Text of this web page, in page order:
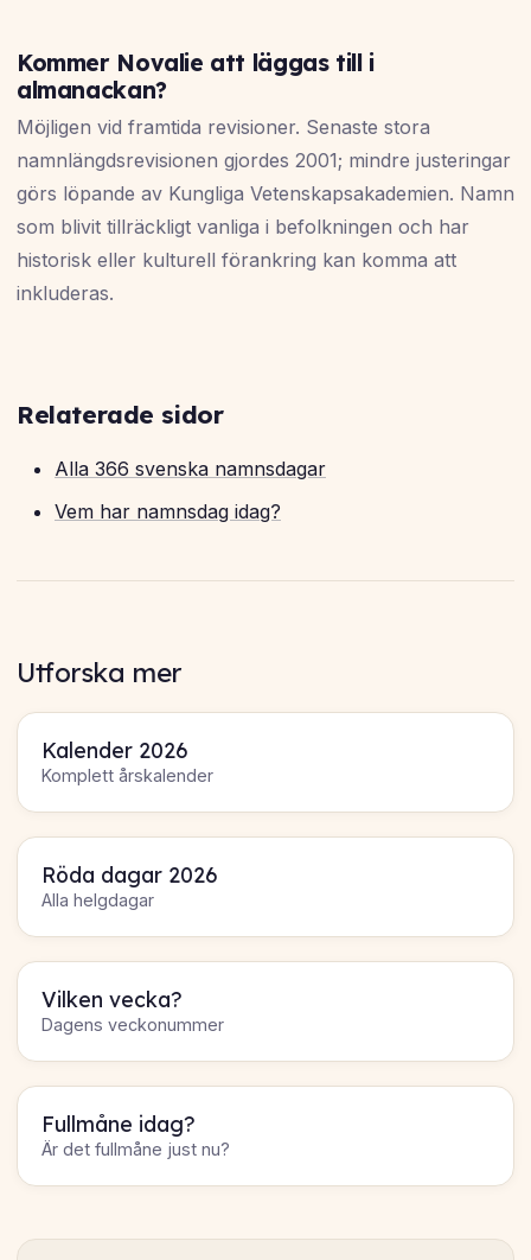
Kommer Novalie att läggas till i
almanackan?
Möjligen vid framtida revisioner. Senaste stora
namnlängdsrevisionen gjordes 2001; mindre justeringar
görs löpande av Kungliga Vetenskapsakademien. Namn
som blivit tillräckligt vanliga i befolkningen och har
historisk eller kulturell förankring kan komma att
inkluderas.
Relaterade sidor
Alla 366 svenska namnsdagar
Vem har namnsdag idag?
Utforska mer
Kalender 2026
Komplett årskalender
Röda dagar 2026
Alla helgdagar
Vilken vecka?
Dagens veckonummer
Fullmåne idag?
Är det fullmåne just nu?